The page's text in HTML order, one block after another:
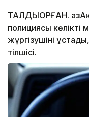
ТАЛДЫҚОРҒАН.
полициясы көлікті
жүргізушіні
тілшісі.